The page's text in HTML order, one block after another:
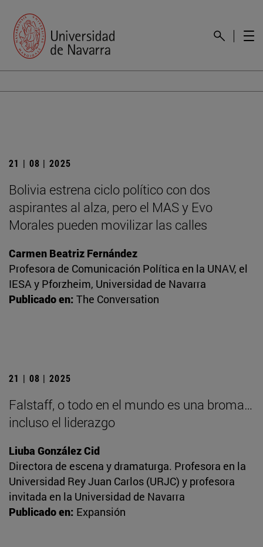
21 | 08 | 2025
Bolivia estrena ciclo político con dos
aspirantes al alza, pero el MAS y Evo
Morales pueden movilizar las calles
Carmen Beatriz Fernández
Profesora de Comunicación Política en la UNAV, el
IESA y Pforzheim, Universidad de Navarra
Publicado en: The Conversation
21 | 08 | 2025
Falstaff, o todo en el mundo es una broma…
incluso el liderazgo
Liuba González Cid
Directora de escena y dramaturga. Profesora en la
Universidad Rey Juan Carlos (URJC) y profesora
invitada en la Universidad de Navarra
Publicado en: Expansión